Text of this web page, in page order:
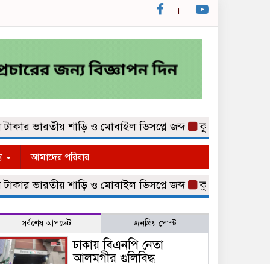
ভারতীয় শাড়ি ও মোবাইল ডিসপ্লে জব্দ কুমিল্লা নগরীর কথিত
আমাদের পরিবার
ভারতীয় শাড়ি ও মোবাইল ডিসপ্লে জব্দ কুমিল্লা নগরীর কথিত
সর্বশেষ আপডেট জনপ্রিয় পোস্ট
ঢাকায় বিএনপি নেতা
আলমগীর গুলিবিদ্ধ